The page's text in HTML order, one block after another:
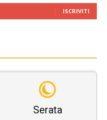
ISCRIVITI
Serata